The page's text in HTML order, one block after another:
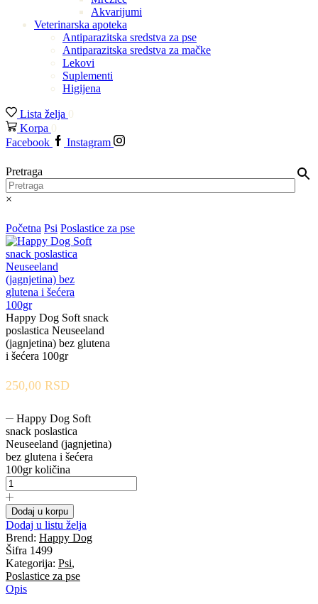
Akvarijumi
Veterinarska apoteka
Antiparazitska sredstva za pse
Antiparazitska sredstva za mačke
Lekovi
Suplementi
Higijena
Lista želja 0
Korpa 0
Facebook
Instagram
Pretraga
×
Početna Psi Poslastice za pse
Happy Dog Soft snack
poslastica Neuseeland
(jagnjetina) bez glutena
i šećera 100gr
250,00 RSD
Happy Dog Soft
snack poslastica
Neuseeland (jagnjetina)
bez glutena i šećera
100gr količina
Dodaj u korpu
Dodaj u listu želja
Brend: Happy Dog
Šifra 1499
Kategorija: Psi,
Poslastice za pse
Opis